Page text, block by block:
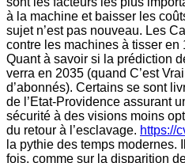
à la machine et baisser les
sujet n’est pas nouveau. Les
contre les machines à tisser en
Quant à savoir si la prédiction
verra en 2035 (quand C’est
d’abonnés). Certains se sont
de l’Etat-Providence assurant
sécurité à des visions moins
du retour à l’esclavage. https://
la pythie des temps modernes.
fois, comme sur la disparition